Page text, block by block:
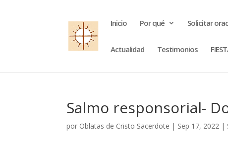
Inicio Por qué Solicitar
Actualidad Testimonios
Salmo responsorial-
por Oblatas de Cristo Sacerdote | Sep 17, 2022 |